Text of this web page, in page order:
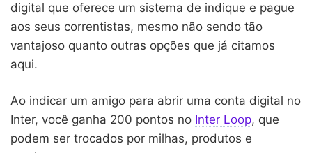
digital que oferece um sistema de indique e pague
aos seus correntistas, mesmo não sendo tão
vantajoso quanto outras opções que já citamos
aqui.
Ao indicar um amigo para abrir uma conta digital no
Inter, você ganha 200 pontos no Inter Loop, que
podem ser trocados por milhas, produtos e